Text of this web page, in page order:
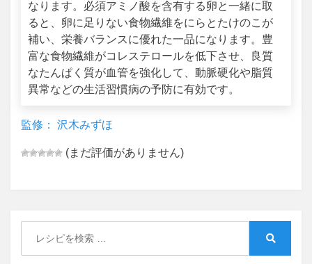
なります。必須アミノ酸を含有する卵と一緒に取
ると、卵に足りない食物繊維をにらとたけのこが
補い、栄養バランスに優れた一品になります。豊
富な食物繊維がコレステロールを低下させ、良質
なたんぱく質が血管を強化して、動脈硬化や脂質
異常などの生活習慣病の予防に有効です。
監修： 沢木みずほ
(まだ評価がありません)